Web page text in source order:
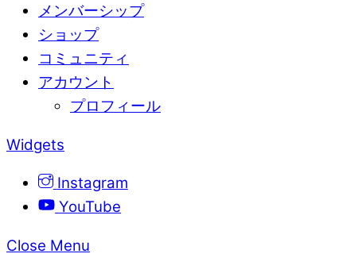
メンバーシップ
ショップ
コミュニティ
アカウント
プロフィール
Widgets
Instagram
YouTube
Close Menu